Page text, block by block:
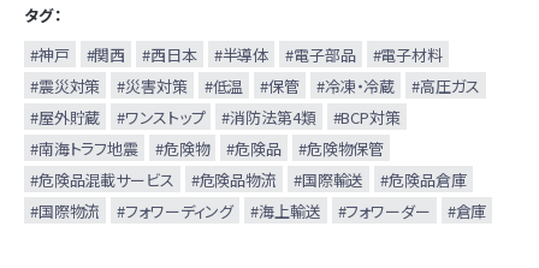
タグ：
#神戸
#関西 #西日本 #半導体 #電子部品
#電子材料
#震災対策
#災害対策 #低温 #保管 #冷凍・冷蔵
#高圧ガス
#屋外貯蔵
#ワンストップ #消防法第4類
#BCP対策
#南海トラフ地震
#危険物 #危険品
#危険物保管
#危険品混載サービス
#危険品物流 #国際輸送
#危険品倉庫
#国際物流
#フォワーディング #海上輸送 #フォワーダー #倉庫